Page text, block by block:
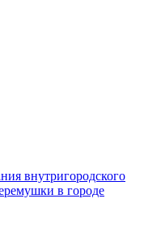
внутригородского
в городе